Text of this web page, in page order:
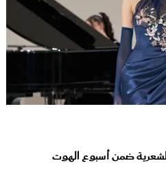
ضمن أسبوع الهوت